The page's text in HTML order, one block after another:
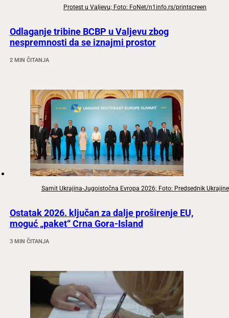
Protest u Valjevu; Foto: FoNet/n1info.rs/printscreen
Odlaganje tribine BCBP u Valjevu zbog
nespremnosti da se iznajmi prostor
2 MIN ČITANJA
Samit Ukrajina-Jugoistočna Evropa 2026; Foto: Predsednik Ukrajine
Ostatak 2026. ključan za dalje proširenje EU,
moguć „paket“ Crna Gora-Island
3 MIN ČITANJA